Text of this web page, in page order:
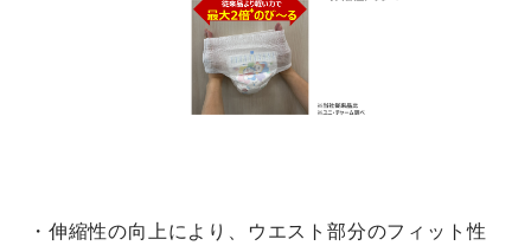
・伸縮性の向上により、ウエスト部分のフィット性